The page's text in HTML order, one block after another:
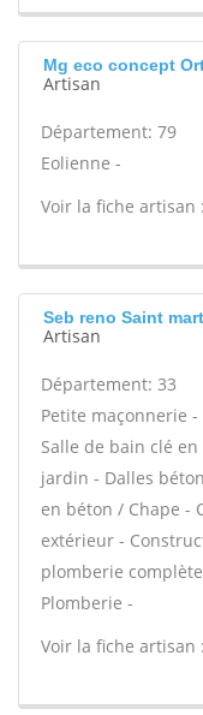
Mg eco concept
Artisan
Département: 79
Eolienne -
Voir la fiche artisan :
Seb reno Saint
Artisan
Département: 33
Petite maçonnerie
Salle de bain clé
jardin - Dalles
en béton / Chape -
extérieur -
plomberie
Plomberie -
Voir la fiche artisan :